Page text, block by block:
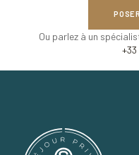
Ou parlez à un
+33